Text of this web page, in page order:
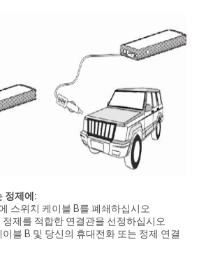
정제에:
스위치 케이블 B를 폐쇄하십시오
제를 적합한 연결관을 선정하십시오
블 B 및 당신의 휴대전화 또는 정제 연결